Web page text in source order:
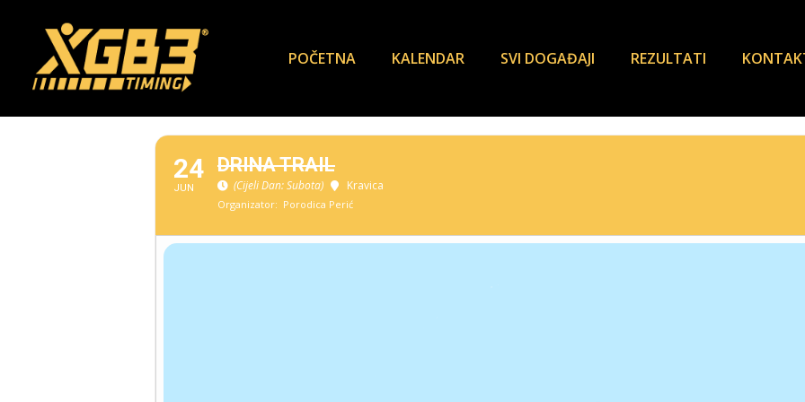
POČETNA KALENDAR SVI DOGAĐAJI REZULTATI
24
JUN
DRINA TRAIL
(Cijeli Dan: Subota) Kravica
Organizator: Porodica Perić